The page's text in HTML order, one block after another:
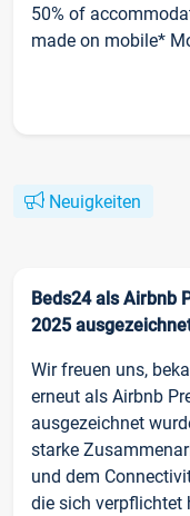
50% of
made on mobile*
Neuigkeiten
Beds24 als Airbnb
2025
Wir freuen uns,
erneut als Airbnb
ausgezeichnet
starke
und dem
die sich verpflichtet